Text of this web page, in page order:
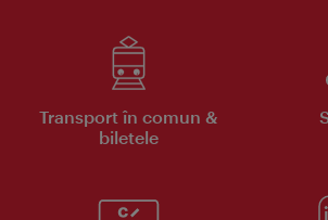
Transport în comun &
biletele